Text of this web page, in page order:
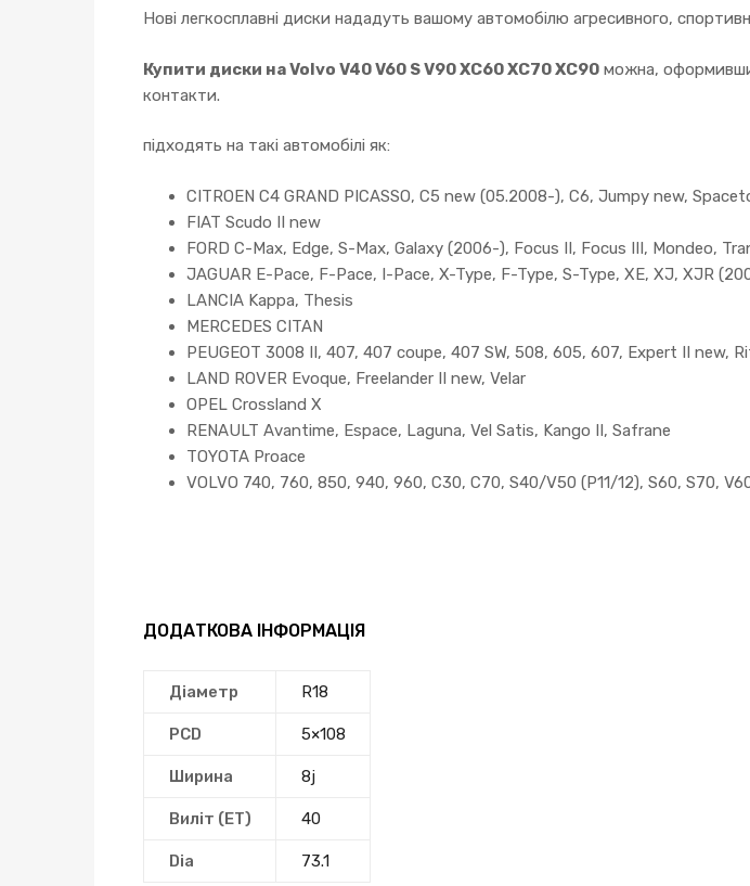
Нові легкосплавні диски нададуть вашому автомобілю агресивного,
Купити диски на Volvo V40 V60 S V90 XC60 XC70 XC90 можна, оформивши
контакти.
підходять на такі автомобілі як:
CITROEN C4 GRAND PICASSO, C5 new (05.2008-), C6, Jumpy new,
FIAT Scudo II new
FORD C-Max, Edge, S-Max, Galaxy (2006-), Focus II, Focus III, Mondeo,
JAGUAR E-Pace, F-Pace, I-Pace, X-Type, F-Type, S-Type, XE, XJ, XJR
LANCIA Kappa, Thesis
MERCEDES CITAN
PEUGEOT 3008 II, 407, 407 coupe, 407 SW, 508, 605, 607, Expert II new,
LAND ROVER Evoque, Freelander II new, Velar
OPEL Crossland X
RENAULT Avantime, Espace, Laguna, Vel Satis, Kango II, Safrane
TOYOTA Proace
VOLVO 740, 760, 850, 940, 960, C30, C70, S40/V50 (P11/12), S60, S70,
ДОДАТКОВА ІНФОРМАЦІЯ
Діаметр R18
PCD 5×108
Ширина 8j
Виліт (ЕТ) 40
Dia 73.1